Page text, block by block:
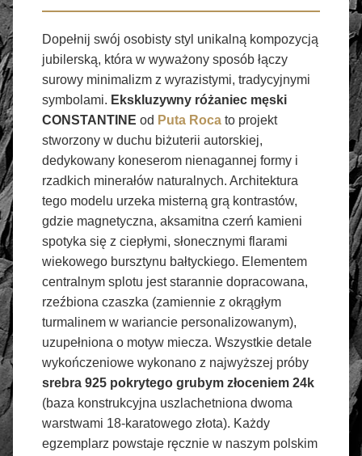
Dopełnij swój osobisty styl unikalną kompozycją
jubilerską, która w wyważony sposób łączy
surowy minimalizm z wyrazistymi, tradycyjnymi
symbolami. Ekskluzywny różaniec męski
CONSTANTINE od Puta Roca to projekt
stworzony w duchu biżuterii autorskiej,
dedykowany koneserom nienagannej formy i
rzadkich minerałów naturalnych. Architektura
tego modelu urzeka misterną grą kontrastów,
gdzie magnetyczna, aksamitna czerń kamieni
spotyka się z ciepłymi, słonecznymi flarami
wiekowego bursztynu bałtyckiego. Elementem
centralnym splotu jest starannie dopracowana,
rzeźbiona czaszka (zamiennie z okrągłym
turmalinem w wariancie personalizowanym),
uzupełniona o motyw miecza. Wszystkie detale
wykończeniowe wykonano z najwyższej próby
srebra 925 pokrytego grubym złoceniem 24k
(baza konstrukcyjna uszlachetniona dwoma
warstwami 18-karatowego złota). Każdy
egzemplarz powstaje ręcznie w naszym polskim